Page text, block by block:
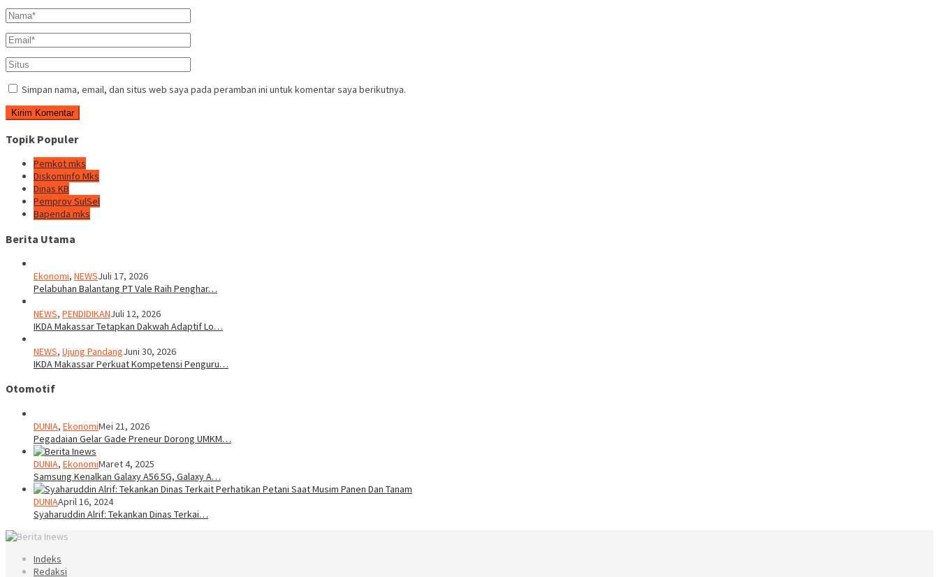
Simpan nama, email, dan situs web saya pada peramban ini untuk komentar saya berikutnya.
Topik Populer
Pemkot mks
Diskominfo Mks
Dinas KB
Pemprov SulSel
Bapenda mks
Berita Utama
Ekonomi, NEWSJuli 17, 2026
Pelabuhan Balantang PT Vale Raih Penghar…
NEWS, PENDIDIKANJuli 12, 2026
IKDA Makassar Tetapkan Dakwah Adaptif Lo…
NEWS, Ujung PandangJuni 30, 2026
IKDA Makassar Perkuat Kompetensi Penguru…
Otomotif
DUNIA, EkonomiMei 21, 2026
Pegadaian Gelar Gade Preneur Dorong UMKM…
DUNIA, EkonomiMaret 4, 2025
Samsung Kenalkan Galaxy A56 5G, Galaxy A…
DUNIAApril 16, 2024
Syaharuddin Alrif: Tekankan Dinas Terkai…
Indeks
Redaksi